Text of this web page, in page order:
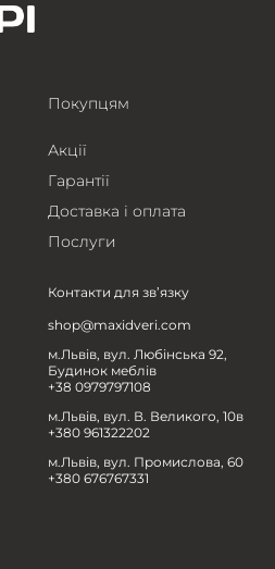
Покупцям
Акції
Гарантії
Доставка і оплата
Послуги
Контакти для зв’язку
shop@maxidveri.com
м.Львів, вул. Любінська 92,
Будинок меблів
+38 0979797108
м.Львів, вул. В. Великого, 10в
+380 961322202
м.Львів, вул. Промислова, 60
+380 676767331